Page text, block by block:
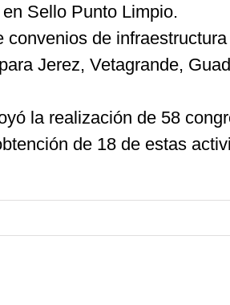
Sello Punto Limpio.
de
Jerez, Vetagrande,
la realización de 58
de 18 de estas